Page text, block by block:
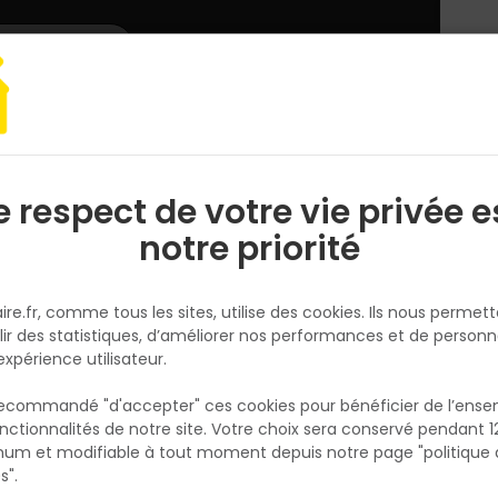
Assemblage Clouterie et pointe Pointe acier brute tête plate
SWG
Pointe acier brute tête plate
mm boîte de 500
Réf. 4009155123288
Pointe en acier brut à tête plate, dimensions
20 mm, conditionnée en boîte
500 pièces. Cette pointe polyvalente est
respect de votre vie privée
notre priorité
comme tous les sites, utilise des cookies. Ils nous
des statistiques, d’améliorer nos performances et de
utilisateur.
"d'accepter" ces cookies pour bénéficier de
de notre site. Votre choix sera conservé pendant
et modifiable à tout moment depuis notre page "politique